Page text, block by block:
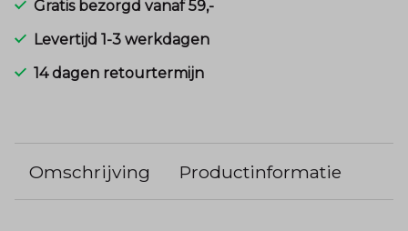
Gratis bezorgd vanaf 59,-
Levertijd 1-3 werkdagen
14 dagen retourtermijn
Omschrijving Productinformatie